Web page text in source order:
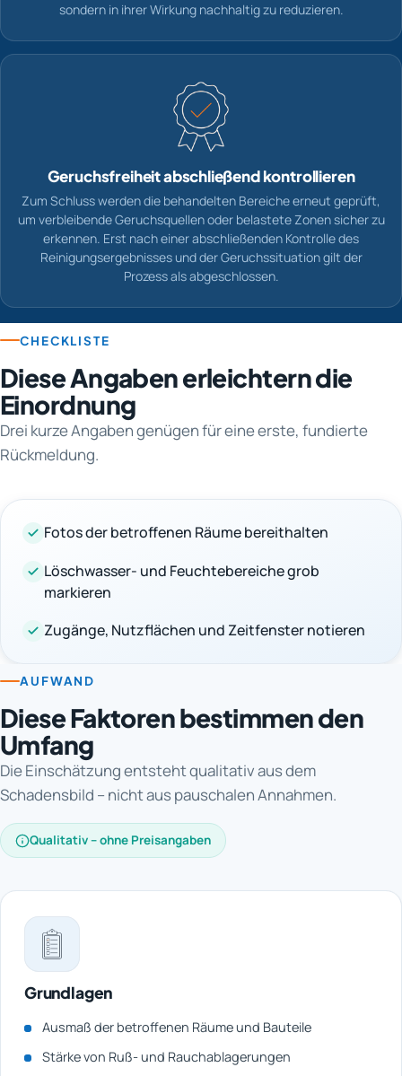
sondern in ihrer Wirkung nachhaltig zu reduzieren.
Geruchsfreiheit abschließend kontrollieren
Zum Schluss werden die behandelten Bereiche erneut geprüft,
um verbleibende Geruchsquellen oder belastete Zonen sicher zu
erkennen. Erst nach einer abschließenden Kontrolle des
Reinigungsergebnisses und der Geruchssituation gilt der
Prozess als abgeschlossen.
CHECKLISTE
Diese Angaben erleichtern die
Einordnung
Drei kurze Angaben genügen für eine erste, fundierte
Rückmeldung.
Fotos der betroffenen Räume bereithalten
Löschwasser- und Feuchtebereiche grob
markieren
Zugänge, Nutzflächen und Zeitfenster notieren
AUFWAND
Diese Faktoren bestimmen den
Umfang
Die Einschätzung entsteht qualitativ aus dem
Schadensbild – nicht aus pauschalen Annahmen.
Qualitativ – ohne Preisangaben
Grundlagen
Ausmaß der betroffenen Räume und Bauteile
Stärke von Ruß- und Rauchablagerungen